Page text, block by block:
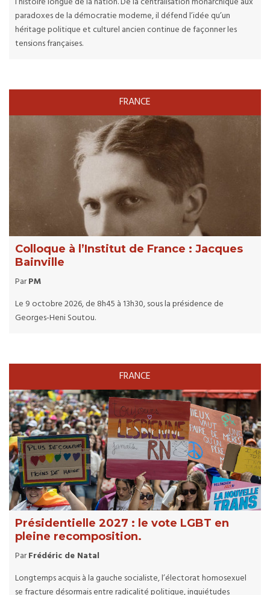
paradoxes de la démocratie moderne, il défend l’idée qu’un
héritage politique et culturel ancien continue de façonner les
tensions françaises.
FRANCE
Colloque à l’Institut de France : Jacques
Bainville
ParPM
Le 9 octobre 2026, de 8h45 à 13h30, sous la présidence de
Georges-Heni Soutou.
FRANCE
Présidentielle 2027 : le vote LGBT en
pleine recomposition.
ParFrédéric de Natal
Longtemps acquis à la gauche socialiste, l’électorat homosexuel